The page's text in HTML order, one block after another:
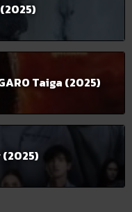
Taiga (2025)